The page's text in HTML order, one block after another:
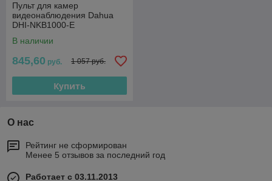
Пульт для камер
видеонаблюдения Dahua
DHI-NKB1000-E
В наличии
845,60 руб. 1 057 руб.
Купить
О нас
Рейтинг не сформирован
Менее 5 отзывов за последний год
Работает с 03.11.2013